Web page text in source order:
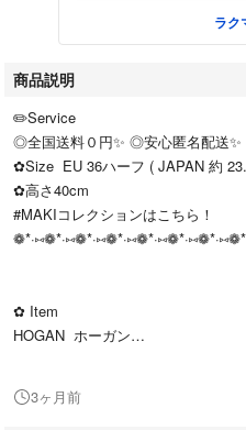
ラク
商品説明
✏️Service
◎全国送料０円✨ ◎安心匿名配送✨
✿Size EU 36ハーフ ( JAPAN 約
✿高さ40cm
#MAKIコレクションはこちら！
✿ Item
HOGAN ホーガン
3ヶ月前